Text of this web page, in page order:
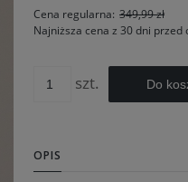
Cena regularna: 349,99 zł
Najniższa cena z 30 dni przed
szt. Do
OPIS